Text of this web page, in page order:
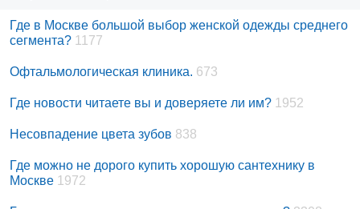
Где в Москве большой выбор женской одежды среднего
сегмента? 1177
Офтальмологическая клиника. 673
Где новости читаете вы и доверяете ли им? 1952
Несовпадение цвета зубов 838
Где можно не дорого купить хорошую сантехнику в
Москве 1972